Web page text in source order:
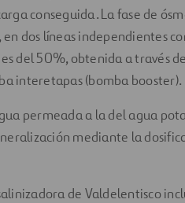
conseguida. La fase de
dos líneas independientes
del 50%, obtenida a través
interetapas (bomba booster).
permeada a la del agua
mediante la
de Valdelentisco